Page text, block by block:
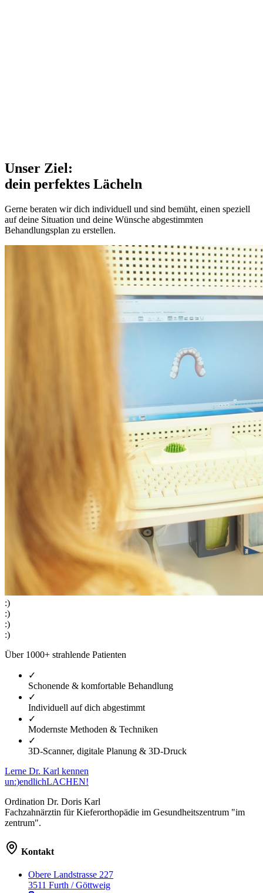
Unser Ziel:
dein perfektes Lächeln
Gerne beraten wir dich individuell und sind bemüht, einen speziell
auf deine Situation und deine Wünsche abgestimmten
Behandlungsplan zu erstellen.
:)
:)
:)
:)
Über 1000+ strahlende Patienten
✓
Schonende & komfortable Behandlung
✓
Individuell auf dich abgestimmt
✓
Modernste Methoden & Techniken
✓
3D-Scanner, digitale Planung & 3D-Druck
Lerne Dr. Karl kennen
un:)endlichLACHEN!
Ordination Dr. Doris Karl
Fachzahnärztin für Kieferorthopädie im Gesundheitszentrum "im
zentrum".
Kontakt
Obere Landstrasse 227
3511 Furth / Göttweig